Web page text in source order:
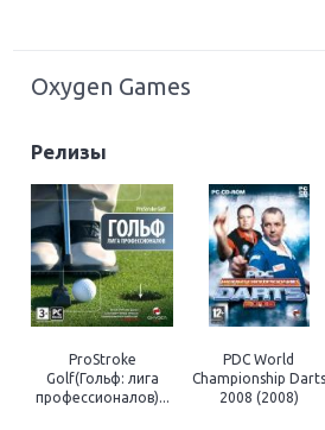
Oxygen Games
Релизы
ProStroke
Golf(Гольф: лига
профессионалов)...
PDC World
Championship Darts
2008 (2008)